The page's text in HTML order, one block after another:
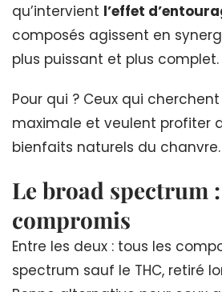
qu’intervient l’effet
composés agissent en
plus puissant et plus complet.
Pour qui ? Ceux qui
maximale et veulent profiter
bienfaits naturels du chanvre.
Le broad spectrum
compromis
Entre les deux : tous les
spectrum sauf le THC, retiré